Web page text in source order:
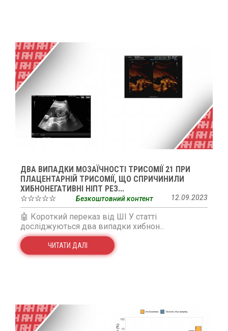
ДВА ВИПАДКИ МОЗАЇЧНОСТІ ТРИСОМІЇ 21 ПРИ
ПЛАЦЕНТАРНІЙ ТРИСОМІЇ, ЩО СПРИЧИНИЛИ
ХИБНОНЕГАТИВНІ НІПТ РЕЗ...
☆☆☆☆☆
12.09.2023
Безкоштовний контент
🤖 Короткий переказ від ШІ У статті
досліджуються два випадки хибнон...
ЧИТАТИ ДАЛІ